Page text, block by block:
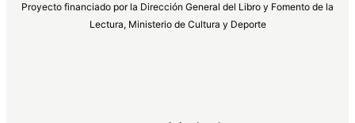
Proyecto financiado por la Dirección General del Libro y Fomento de la
Lectura, Ministerio de Cultura y Deporte